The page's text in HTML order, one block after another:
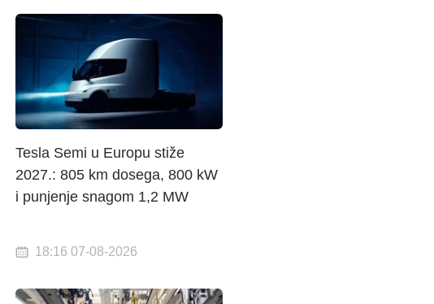
Tesla Semi u Europu stiže
2027.: 805 km dosega, 800 kW
i punjenje snagom 1,2 MW
18:16 07-08-2026